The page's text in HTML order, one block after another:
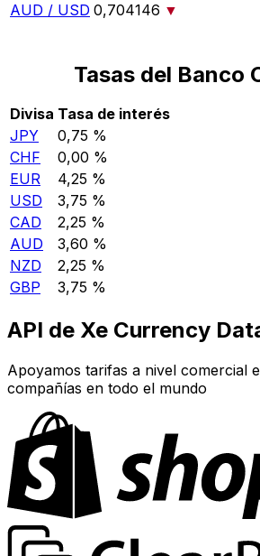
AUD / USD 0,704146 ▼
Tasas del Banco
Divisa Tasa de interés
JPY
0,75 %
CHF
0,00 %
EUR
4,25 %
USD
3,75 %
CAD
2,25 %
AUD
3,60 %
NZD
2,25 %
GBP
3,75 %
API de Xe Currency
Apoyamos tarifas a nivel comercial
compañías en todo el mundo